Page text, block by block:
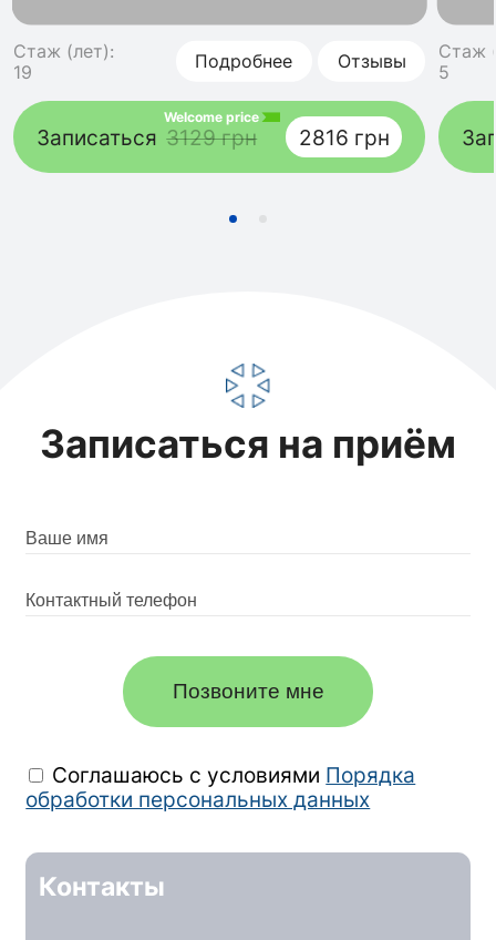
Стаж (лет):
19
Подробнее Отзывы
Записаться
Welcome price
3129 грн 2816 грн
Стаж
5
Записаться на приём
Позвоните мне
Соглашаюсь с условиями Порядка
обработки персональных данных
Контакты